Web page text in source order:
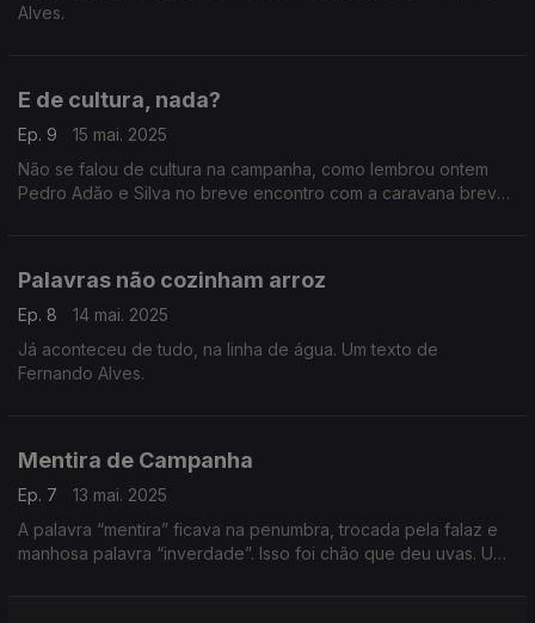
Alves.
E de cultura, nada?
Ep. 9
15 mai. 2025
Não se falou de cultura na campanha, como lembrou ontem
Pedro Adão e Silva no breve encontro com a caravana breve
Palavras não cozinham arroz
Ep. 8
14 mai. 2025
Já aconteceu de tudo, na linha de água. Um texto de
Fernando Alves.
Mentira de Campanha
Ep. 7
13 mai. 2025
A palavra “mentira” ficava na penumbra, trocada pela falaz e
manhosa palavra “inverdade”. Isso foi chão que deu uvas. Um